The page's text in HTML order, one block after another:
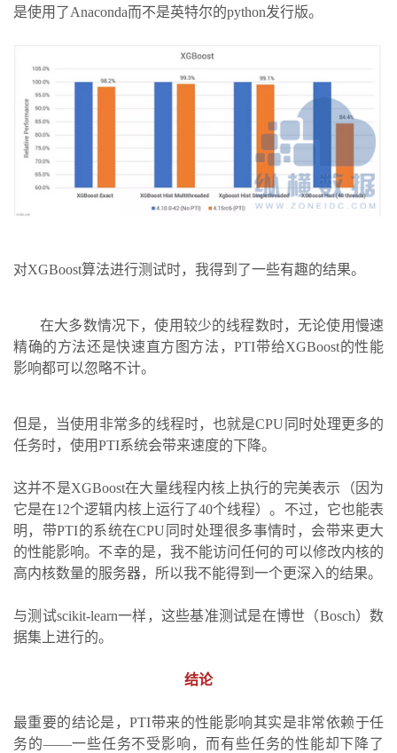
是使用了Anaconda而不是英特尔的python发行版。
对XGBoost算法进行测试时，我得到了一些有趣的结果。
在大多数情况下，使用较少的线程数时，无论使用慢速
精确的方法还是快速直方图方法，PTI带给XGBoost的性能
影响都可以忽略不计。
但是，当使用非常多的线程时，也就是CPU同时处理更多的
任务时，使用PTI系统会带来速度的下降。
这并不是XGBoost在大量线程内核上执行的完美表示（因为
它是在12个逻辑内核上运行了40个线程）。不过，它也能表
明，带PTI的系统在CPU同时处理很多事情时，会带来更大
的性能影响。不幸的是，我不能访问任何的可以修改内核的
高内核数量的服务器，所以我不能得到一个更深入的结果。
与测试scikit-learn一样，这些基准测试是在博世（Bosch）数
据集上进行的。
结论
最重要的结论是，PTI带来的性能影响其实是非常依赖于任
务的——一些任务不受影响，而有些任务的性能却下降了